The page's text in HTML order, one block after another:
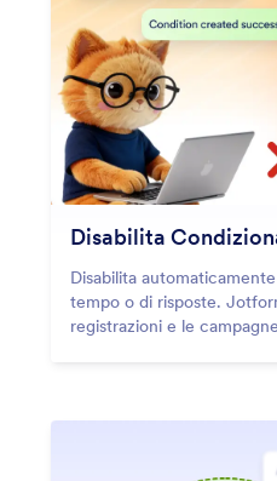
Disabilita
tempo o di risposte.
registrazioni e le